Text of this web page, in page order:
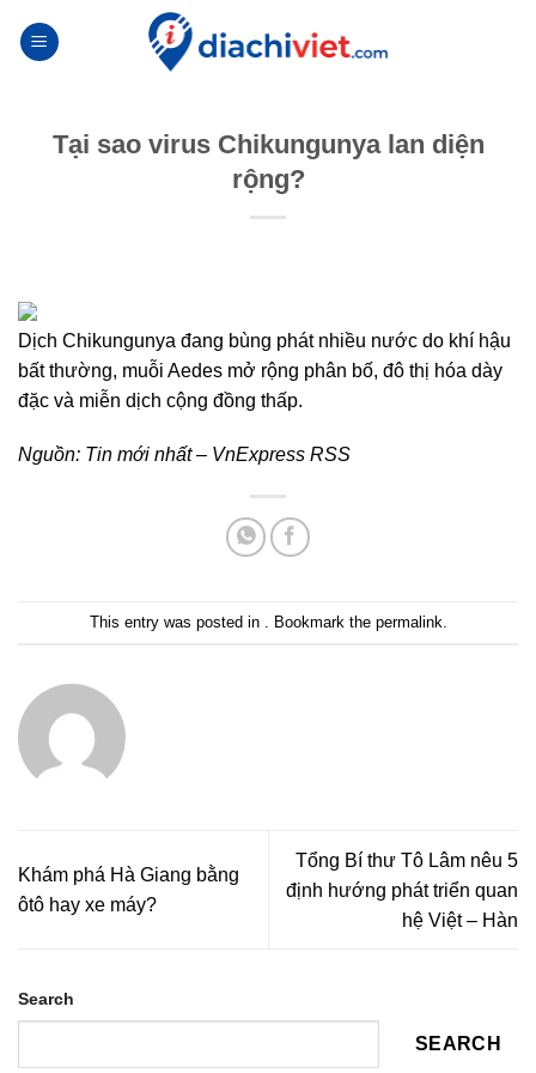
Tại sao virus Chikungunya lan diện
rộng?
Dịch Chikungunya đang bùng phát nhiều nước do khí hậu
bất thường, muỗi Aedes mở rộng phân bố, đô thị hóa dày
đặc và miễn dịch cộng đồng thấp.
Nguồn: Tin mới nhất – VnExpress RSS
This entry was posted in . Bookmark the permalink
Khám phá Hà Giang bằng
ôtô hay xe máy?
Tổng Bí thư Tô Lâm nêu 5
định hướng phát triển quan
hệ Việt – Hàn
Search
SEARCH